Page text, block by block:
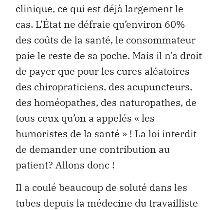
clinique, ce qui est déjà largement le
cas. L’État ne défraie qu’environ 60%
des coûts de la santé, le consommateur
paie le reste de sa poche. Mais il n’a droit
de payer que pour les cures aléatoires
des chiropraticiens, des acupuncteurs,
des homéopathes, des naturopathes, de
tous ceux qu’on a appelés « les
humoristes de la santé » ! La loi interdit
de demander une contribution au
patient? Allons donc !
Il a coulé beaucoup de soluté dans les
tubes depuis la médecine du travailliste